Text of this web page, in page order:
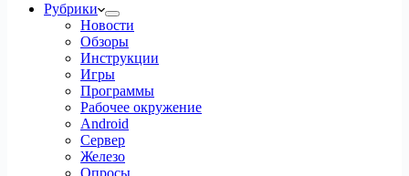
Рубрики
Новости
Обзоры
Инструкции
Игры
Программы
Рабочее окружение
Android
Сервер
Железо
Опросы